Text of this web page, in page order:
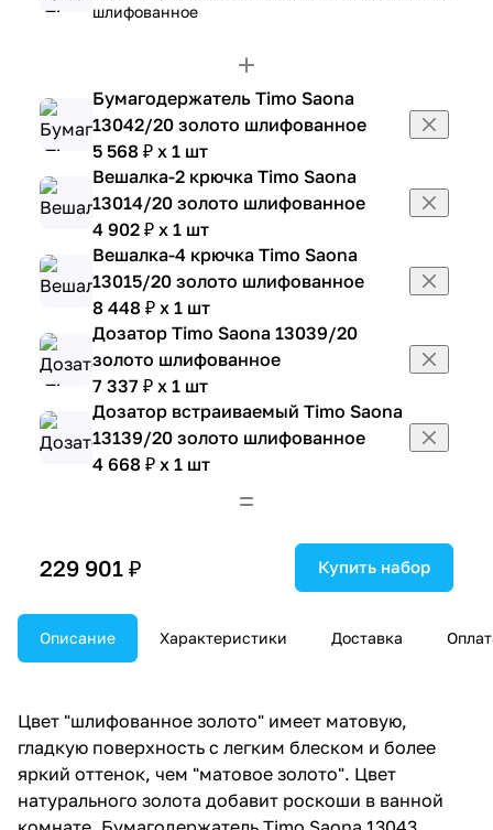
шлифованное
Бумагодержатель Timo Saona
13042/20 золото шлифованное
5 568 ₽ x 1 шт
Вешалка-2 крючка Timo Saona
13014/20 золото шлифованное
4 902 ₽ x 1 шт
Вешалка-4 крючка Timo Saona
13015/20 золото шлифованное
8 448 ₽ x 1 шт
Дозатор Timo Saona 13039/20
золото шлифованное
7 337 ₽ x 1 шт
Дозатор встраиваемый Timo Saona
13139/20 золото шлифованное
4 668 ₽ x 1 шт
Ершик для унитаза настенно-
напольный Timo Saona 13161/20
золото шлифованное
11 783 ₽ x 1 шт
15 631 ₽ x 1 шт
Зеркало с подсветкой Timo Saona
13376/20 золото шлифованное
22 233 ₽ x 1 шт
229 901 ₽ Купить набор
Описание Характеристики Доставка
Цвет "шлифованное золото" имеет матовую,
гладкую поверхность с легким блеском и более
яркий оттенок, чем "матовое золото". Цвет
натурального золота добавит роскоши в ванной